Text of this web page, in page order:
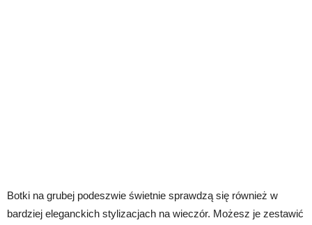
Botki na grubej podeszwie świetnie sprawdzą się również w
bardziej eleganckich stylizacjach na wieczór. Możesz je zestawić